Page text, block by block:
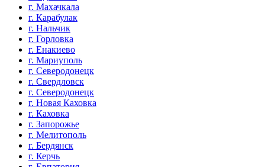
г. Махачкала
г. Карабулак
г. Нальчик
г. Горловка
г. Енакиево
г. Мариуполь
г. Северодонецк
г. Свердловск
г. Северодонецк
г. Новая Каховка
г. Каховка
г. Запорожье
г. Мелитополь
г. Бердянск
г. Керчь